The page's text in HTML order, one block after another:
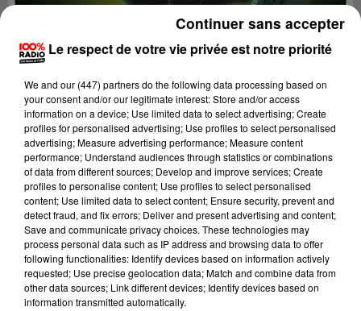
Lecture (1 min 33 sec)
100%
On se fait du bien SUR 100% radio avec Cécile
Le respect de votre vie privée est notre priorité
We and our (447) partnersdo the following data processing based on
your consent and/or our legitimate interest: Store and/or access
information on a device; Use limited data to select advertising; Create
profiles for personalised advertising; Use profiles to select personalised
advertising; Measure advertising performance; Measure content
performance; Understand audiences through statistics or combinations
of data from different sources; Develop and improve services; Create
profiles to personalise content; Use profiles to select personalised
content; Use limited data to select content; Ensure security, prevent and
detect fraud, and fix errors; Deliver and present advertising and content;
Save and communicate privacy choices. These technologies may
process personal data such as IP address and browsing data to offer
following functionalities: Identify devices based on information actively
requested; Use precise geolocation data; Match and combine data from
other data sources; Link different devices; Identify devices based on
information transmitted automatically.
Continuer sans accepter